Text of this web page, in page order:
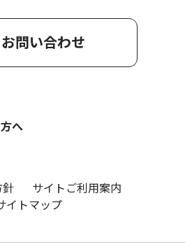
お問い合わせ
へ
針
サイトご利用案内
イトマップ